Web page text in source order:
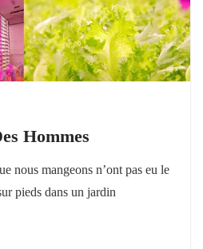
Hommes
nous mangeons n’ont pas eu le
pieds dans un jardin